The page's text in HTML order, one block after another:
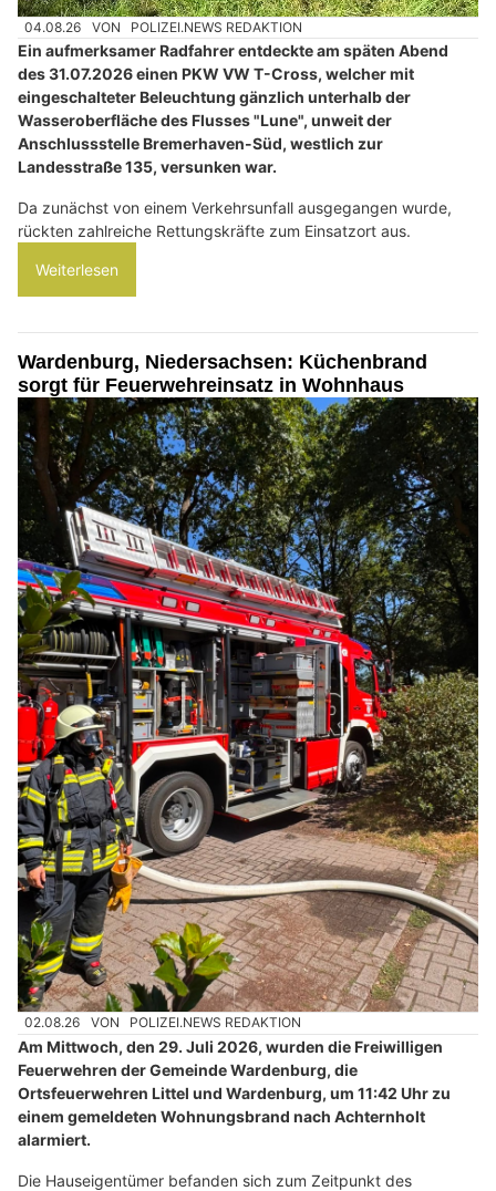
04.08.26 VON POLIZEI.NEWS REDAKTION
Ein aufmerksamer Radfahrer entdeckte am späten Abend
des 31.07.2026 einen PKW VW T-Cross, welcher mit
eingeschalteter Beleuchtung gänzlich unterhalb der
Wasseroberfläche des Flusses "Lune", unweit der
Anschlussstelle Bremerhaven-Süd, westlich zur
Landesstraße 135, versunken war.
Da zunächst von einem Verkehrsunfall ausgegangen wurde,
rückten zahlreiche Rettungskräfte zum Einsatzort aus.
Weiterlesen
Wardenburg, Niedersachsen: Küchenbrand
sorgt für Feuerwehreinsatz in Wohnhaus
02.08.26 VON POLIZEI.NEWS REDAKTION
Am Mittwoch, den 29. Juli 2026, wurden die Freiwilligen
Feuerwehren der Gemeinde Wardenburg, die
Ortsfeuerwehren Littel und Wardenburg, um 11:42 Uhr zu
einem gemeldeten Wohnungsbrand nach Achternholt
alarmiert.
Die Hauseigentümer befanden sich zum Zeitpunkt des